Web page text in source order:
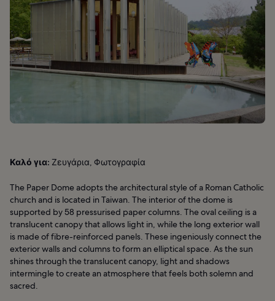
Καλό για: Ζευγάρια, Φωτογραφία
The Paper Dome adopts the architectural style of a Roman Catholic
church and is located in Taiwan. The interior of the dome is
supported by 58 pressurised paper columns. The oval ceiling is a
translucent canopy that allows light in, while the long exterior wall
is made of fibre-reinforced panels. These ingeniously connect the
exterior walls and columns to form an elliptical space. As the sun
shines through the translucent canopy, light and shadows
intermingle to create an atmosphere that feels both solemn and
sacred.